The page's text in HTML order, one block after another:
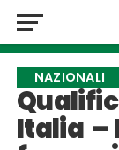
NAZIONALI
Italia –